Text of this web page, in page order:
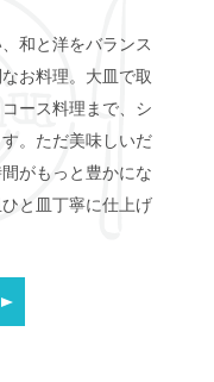
和と洋をバランス
お料理。大皿で取
ース料理まで、シ
。ただ美味しいだ
がもっと豊かにな
と皿丁寧に仕上げ